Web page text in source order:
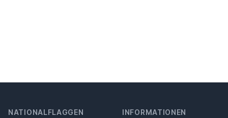
NATIONALFLAGGEN INFORMATIONEN